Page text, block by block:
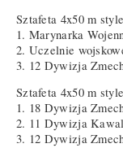
Sztafeta 4x50 m
1. Marynarka
2. Uczelnie
3. 12 Dywizja
Sztafeta 4x50 m
1. 18 Dywizja
2. 11 Dywizja
3. 12 Dywizja